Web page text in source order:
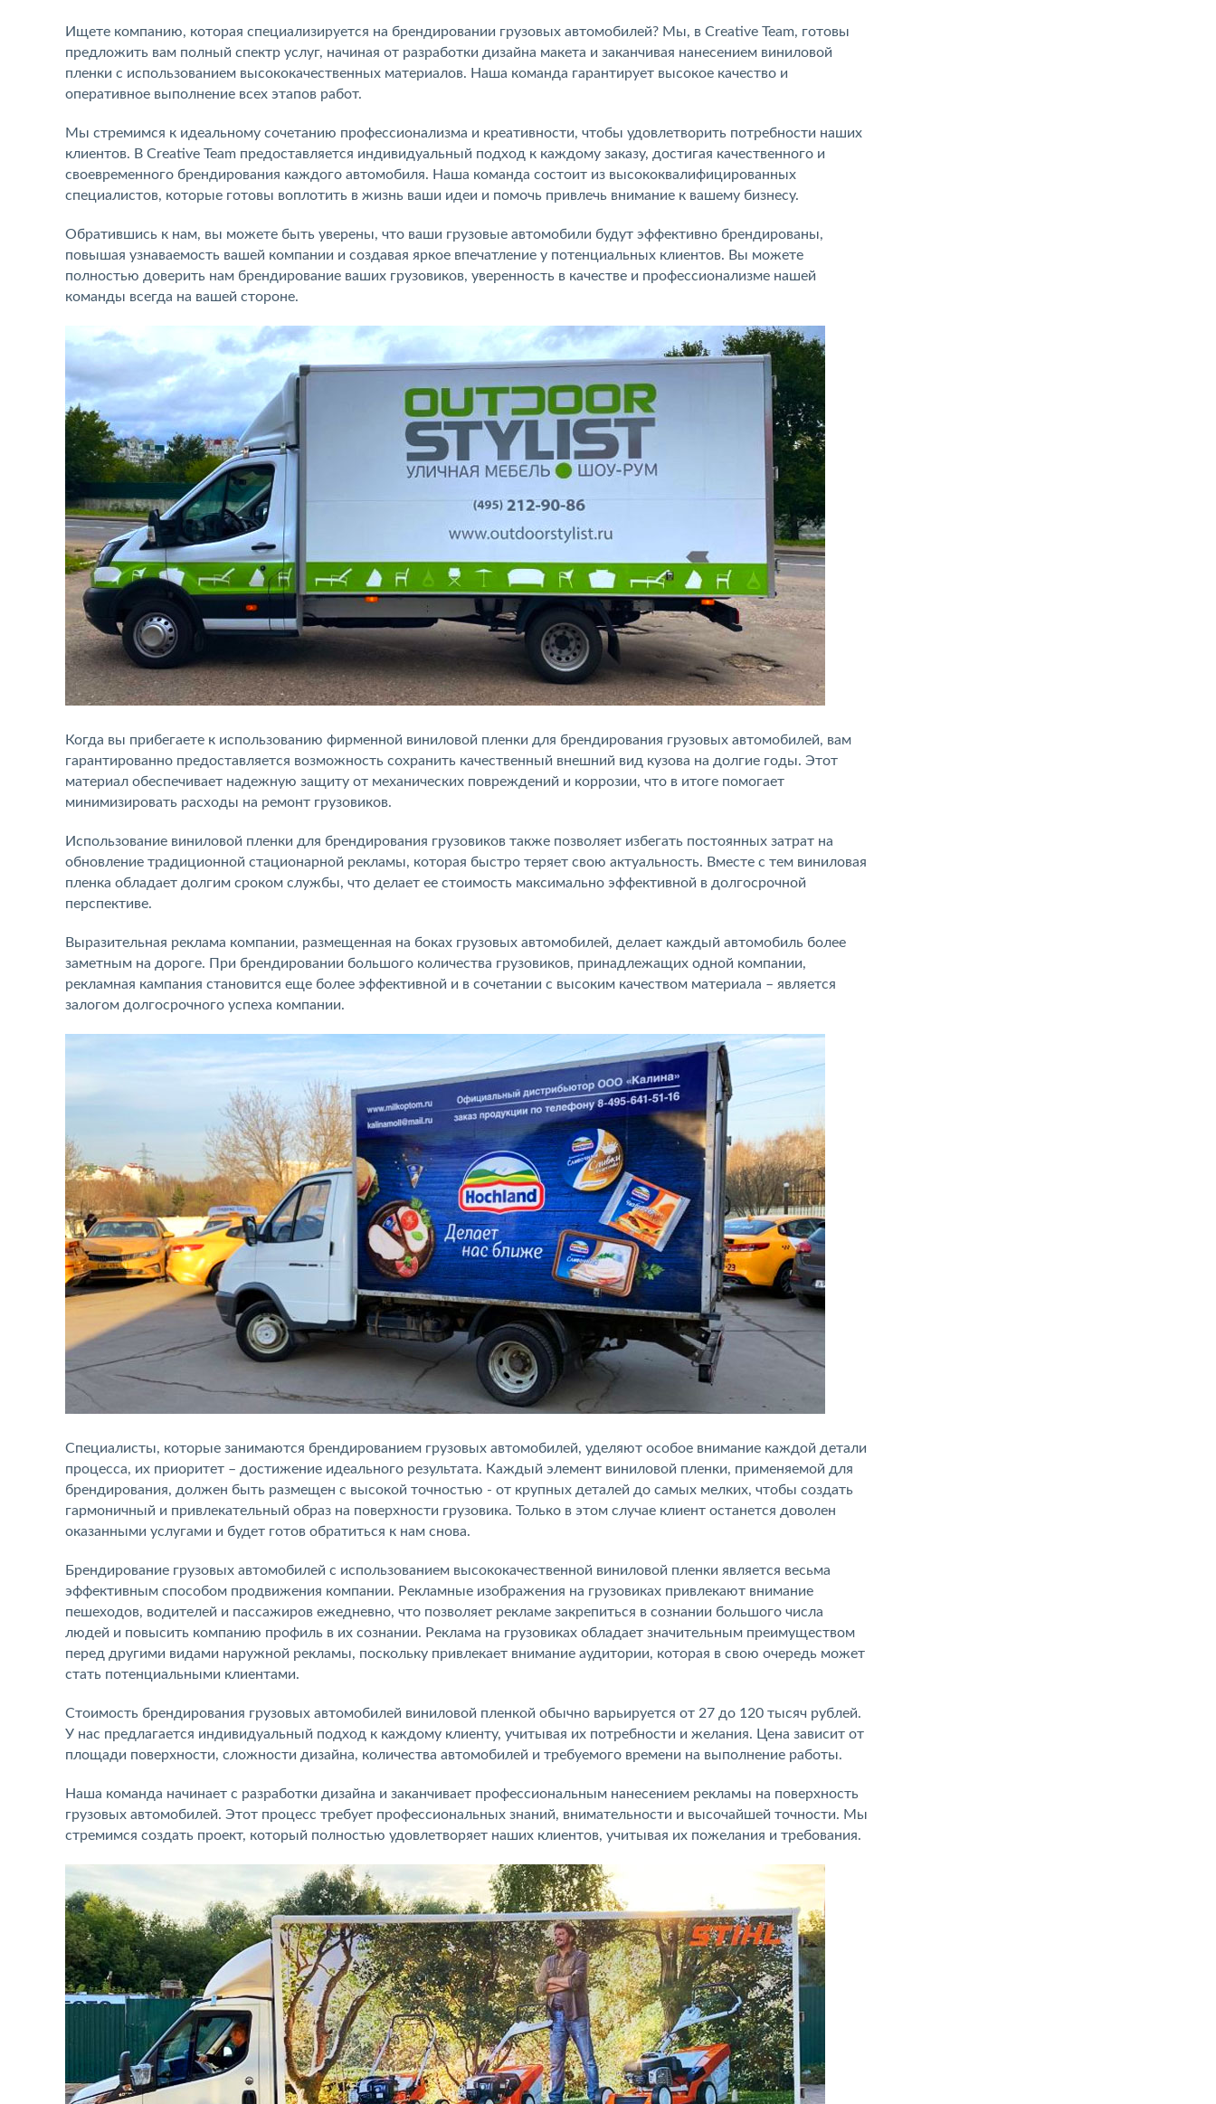
Ищете компанию, которая специализируется на брендировании грузовых автомобилей? Мы, в Creative Team, готовы
предложить вам полный спектр услуг, начиная от разработки дизайна макета и заканчивая нанесением виниловой
пленки с использованием высококачественных материалов. Наша команда гарантирует высокое качество и
оперативное выполнение всех этапов работ.
Мы стремимся к идеальному сочетанию профессионализма и креативности, чтобы удовлетворить потребности наших
клиентов. В Creative Team предоставляется индивидуальный подход к каждому заказу, достигая качественного и
своевременного брендирования каждого автомобиля. Наша команда состоит из высококвалифицированных
специалистов, которые готовы воплотить в жизнь ваши идеи и помочь привлечь внимание к вашему бизнесу.
Обратившись к нам, вы можете быть уверены, что ваши грузовые автомобили будут эффективно брендированы,
повышая узнаваемость вашей компании и создавая яркое впечатление у потенциальных клиентов. Вы можете
полностью доверить нам брендирование ваших грузовиков, уверенность в качестве и профессионализме нашей
команды всегда на вашей стороне.
Когда вы прибегаете к использованию фирменной виниловой пленки для брендирования грузовых автомобилей, вам
гарантированно предоставляется возможность сохранить качественный внешний вид кузова на долгие годы. Этот
материал обеспечивает надежную защиту от механических повреждений и коррозии, что в итоге помогает
минимизировать расходы на ремонт грузовиков.
Использование виниловой пленки для брендирования грузовиков также позволяет избегать постоянных затрат на
обновление традиционной стационарной рекламы, которая быстро теряет свою актуальность. Вместе с тем виниловая
пленка обладает долгим сроком службы, что делает ее стоимость максимально эффективной в долгосрочной
перспективе.
Выразительная реклама компании, размещенная на боках грузовых автомобилей, делает каждый автомобиль более
заметным на дороге. При брендировании большого количества грузовиков, принадлежащих одной компании,
рекламная кампания становится еще более эффективной и в сочетании с высоким качеством материала – является
залогом долгосрочного успеха компании.
Специалисты, которые занимаются брендированием грузовых автомобилей, уделяют особое внимание каждой детали
процесса, их приоритет – достижение идеального результата. Каждый элемент виниловой пленки, применяемой для
брендирования, должен быть размещен с высокой точностью - от крупных деталей до самых мелких, чтобы создать
гармоничный и привлекательный образ на поверхности грузовика. Только в этом случае клиент останется доволен
оказанными услугами и будет готов обратиться к нам снова.
Брендирование грузовых автомобилей с использованием высококачественной виниловой пленки является весьма
эффективным способом продвижения компании. Рекламные изображения на грузовиках привлекают внимание
пешеходов, водителей и пассажиров ежедневно, что позволяет рекламе закрепиться в сознании большого числа
людей и повысить компанию профиль в их сознании. Реклама на грузовиках обладает значительным преимуществом
перед другими видами наружной рекламы, поскольку привлекает внимание аудитории, которая в свою очередь может
стать потенциальными клиентами.
Стоимость брендирования грузовых автомобилей виниловой пленкой обычно варьируется от 27 до 120 тысяч рублей.
У нас предлагается индивидуальный подход к каждому клиенту, учитывая их потребности и желания. Цена зависит от
площади поверхности, сложности дизайна, количества автомобилей и требуемого времени на выполнение работы.
Наша команда начинает с разработки дизайна и заканчивает профессиональным нанесением рекламы на поверхность
грузовых автомобилей. Этот процесс требует профессиональных знаний, внимательности и высочайшей точности. Мы
стремимся создать проект, который полностью удовлетворяет наших клиентов, учитывая их пожелания и требования.